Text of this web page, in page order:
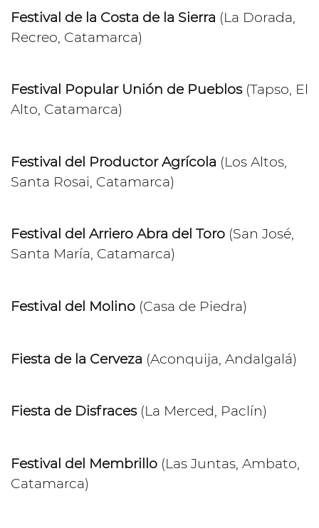
Festival de la Costa de la Sierra (La Dorada,
Recreo, Catamarca)
Festival Popular Unión de Pueblos(Tapso, El
Alto, Catamarca)
Festival del Productor Agrícola (Los Altos,
Santa Rosai, Catamarca)
Festival del Arriero Abra del Toro (San José,
Santa María, Catamarca)
Festival del Molino (Casa de Piedra)
Fiesta de la Cerveza (Aconquija, Andalgalá)
Fiesta de Disfraces(La Merced, Paclín)
Festival del Membrillo (Las Juntas, Ambato,
Catamarca)